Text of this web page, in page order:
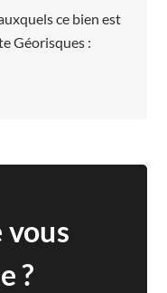
ce bien est
Géorisques :
?